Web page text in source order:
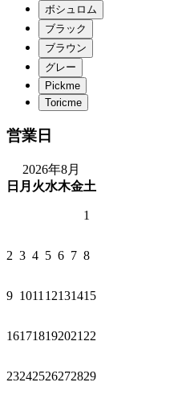
営業日
2026年8月
日 月 火水木金土
1
2 3 4 5 6 7 8
9 1011 12131415
161718192021 22
23242526272829